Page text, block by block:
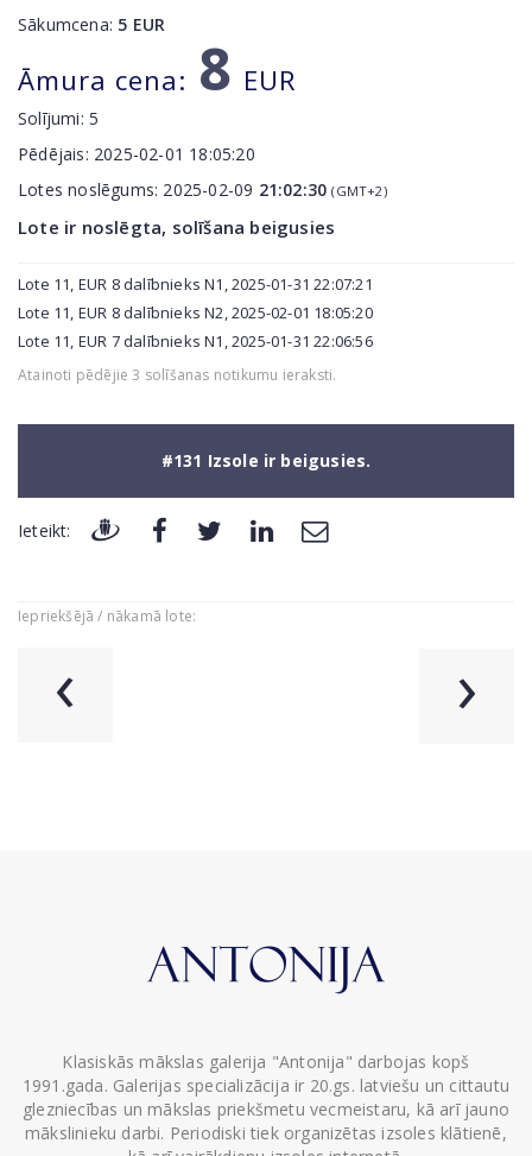
Sākumcena: 5 EUR
Āmura cena: 8 EUR
Solījumi:5
Pēdējais: 2025-02-01 18:05:20
Lotes noslēgums: 2025-02-09 21:02:30 (GMT+2)
Lote ir noslēgta, solīšana beigusies
Lote 11, EUR 8 dalībnieks N1, 2025-01-31 22:07:21
Lote 11, EUR 8 dalībnieks N2, 2025-02-01 18:05:20
Lote 11, EUR 7 dalībnieks N1, 2025-01-31 22:06:56
Atainoti pēdējie 3 solīšanas notikumu ieraksti.
#131 Izsole ir beigusies.
Ieteikt:
Iepriekšējā / nākamā lote:
‹ ›
Klasiskās mākslas galerija "Antonija" darbojas kopš
1991.gada. Galerijas specializācija ir 20.gs. latviešu un cittautu
glezniecības un mākslas priekšmetu vecmeistaru, kā arī jauno
mākslinieku darbi. Periodiski tiek organizētas izsoles klātienē,